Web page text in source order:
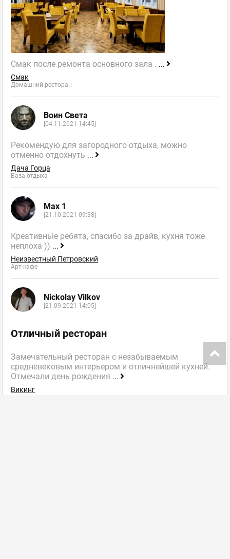
Смак после ремонта основного зала . ...
Смак
Домашний ресторан
Воин Света
[04.11.2021 14:45]
Рекомендую для загородного отдыха, можно
отменно отдохнуть ...
Дача Горца
База отдыха
Max 1
[21.10.2021 09:38]
Креативньіе ребята, спасибо за драйв, кухня тоже
неплоха )) ...
Неизвестный Петровский
Арт-кафе
Nickolay Vilkov
[21.09.2021 14:05]
Отличный ресторан
Замечательный ресторан с незабываемым
средневековым интерьером и отличнейшей кухней.
Отмечали день рождения ...
Викинг